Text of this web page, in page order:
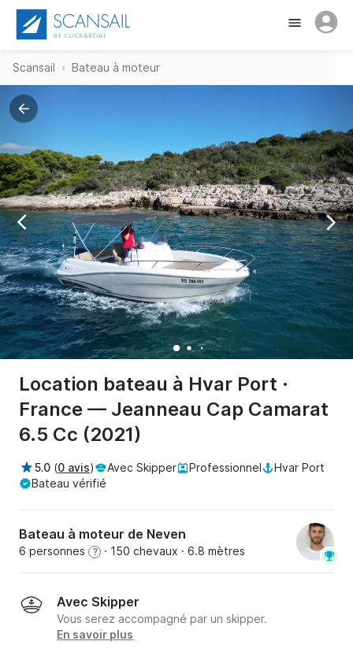
Scansail Bateau à moteur
Location bateau à Hvar Port ·
France — Jeanneau Cap Camarat
6.5 Cc (2021)
5.0 (0 avis) Avec Skipper Professionnel
Hvar Port
Bateau vérifié
Bateau à moteur de Neven
6 personnes ? · 150 chevaux · 6.8 mètres
Avec Skipper
Vous serez accompagné par un skipper.
En savoir plus